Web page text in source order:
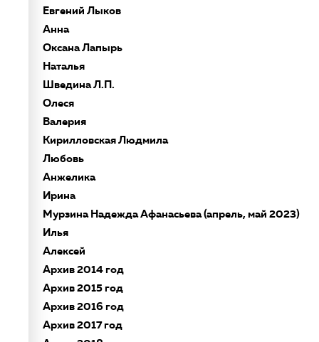
Евгений Лыков
Анна
Оксана Лапырь
Наталья
Шведина Л.П.
Олеся
Валерия
Кирилловская Людмила
Любовь
Анжелика
Ирина
Мурзина Надежда Афанасьева (апрель, май 2023)
Илья
Алексей
Архив 2014 год
Архив 2015 год
Архив 2016 год
Архив 2017 год